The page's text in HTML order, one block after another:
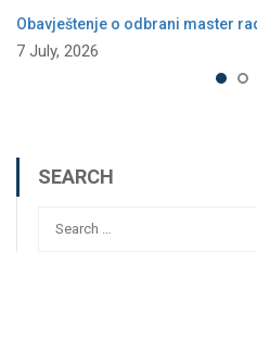
Obavještenje o odbrani master
7 July, 2026
SEARCH